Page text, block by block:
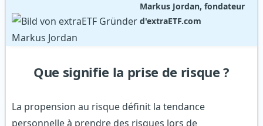
Markus Jordan, fondateur
d'extraETF.com
Que signifie la prise de risque ?
La propension au risque définit la tendance
personnelle à prendre des risques lors de